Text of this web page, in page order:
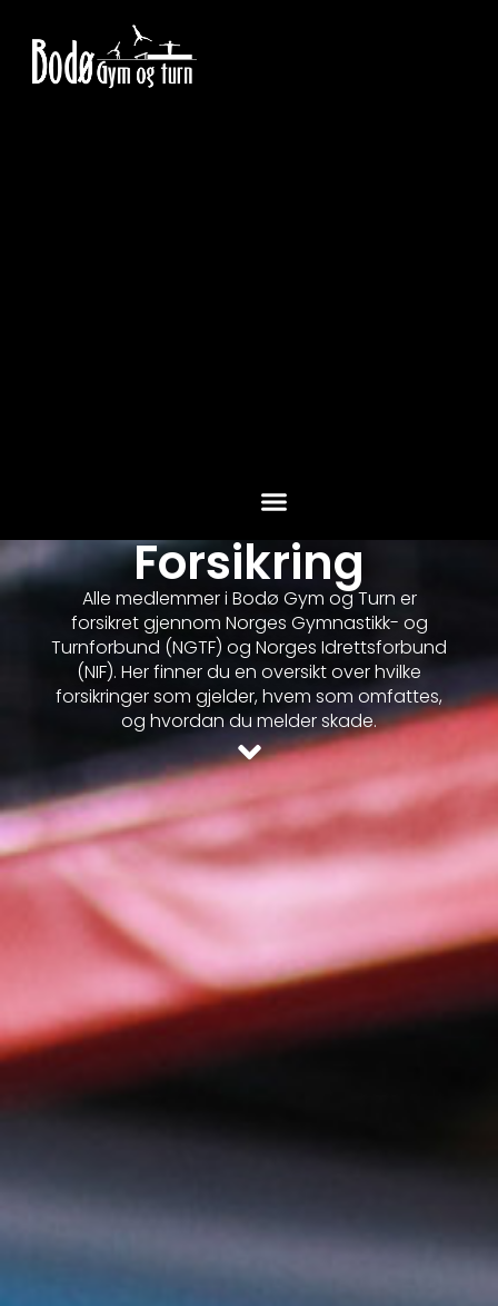
Forsikring
Alle medlemmer i Bodø Gym og Turn er
forsikret gjennom Norges Gymnastikk- og
Turnforbund (NGTF) og Norges Idrettsforbund
(NIF). Her finner du en oversikt over hvilke
forsikringer som gjelder, hvem som omfattes,
og hvordan du melder skade.